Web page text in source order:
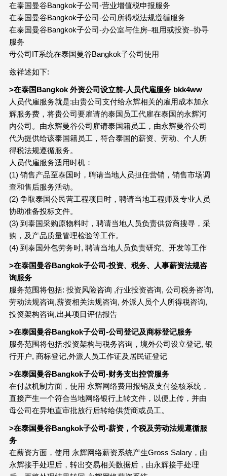
在泰国曼谷Bangkok子公司-营业增值税申报服务
在泰国曼谷Bangkok子公司-公司所得税法规遵循服务
在泰国曼谷Bangkok子公司-办公室与住房–租用或投资–协寻
服务
母公司IT系统在泰国曼谷Bangkok子公司使用
兹祥述如下:
>在泰国Bangkok 外资公司设立前-人员代雇服务 bkk4ww
人员代雇服务就是:由贵公司支付给永辉相关的雇用成本加永
辉服务费，将贵公司要雇请的泰国员工代雇在泰国的永辉河
内公司。由永辉曼谷公司雇请泰国籍员工，由永辉曼谷公司
代为提供给该泰国籍员工，符合泰国的薪资、劳动、个人所
得税法规遵循服务。
人员代雇服务适用时机：
(1) 销售产品至泰国时，聘请当地人员担任营销，销售市场调
查和售后服务活动。
(2) 争取泰国公民营工程项目时，聘请当地工程师及专业人员
协助准备投标文件。
(3) 到泰国采购原物料时，聘请当地人员负责供货商搜寻，采
购，及产品质量管理检验等工作。
(4) 到泰国外包劳务时, 聘请当地人员负责研究、开发等工作
>在泰国曼谷Bangkok子公司-投资、税务、人事薪资法规咨
询服务
服务范围将包括: 投资风险咨询 ,行业投资咨询, 公司税务咨询,
劳动法规咨询,薪资相关法规咨询, 外派人员个人所得税咨询,
投资架构咨询,出具项目评估报告
>在泰国曼谷Bangkok子公司-公司登记及商标登记服务
服务范围将包括:投资架构与税务咨询，境外公司设立登记, 银
行开户, 商标登记,外派人员工作证及居民证登记
>在泰国曼谷Bangkok子公司-财务支出控管服务
在付款机制方面，使用 永辉网络费用报销及支付签核系统，
直接产生一个符合当地网络银行上转文件，以便上传，并由
母公司在异地直审批放行后转给供货商或员工。
>在泰国曼谷Bangkok子公司-薪资，个税及劳动法规遵循服
务
在薪资方面，使用 永辉网络薪资系统产生Gross Salary，由
永辉接手处理后，转出交易相关数据后，由永辉接手处理